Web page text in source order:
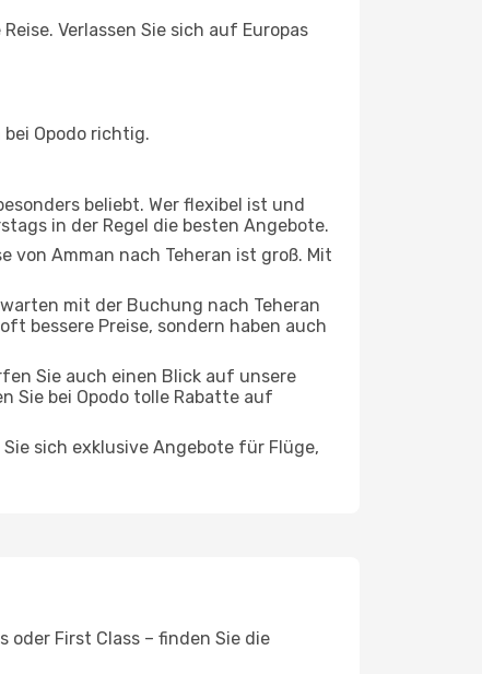
Verlassen Sie sich auf Europas
Opodo richtig.
beliebt. Wer flexibel ist und
in der Regel die besten Angebote.
von Amman nach Teheran ist groß. Mit
mit der Buchung nach Teheran
bessere Preise, sondern haben auch
Sie auch einen Blick auf unsere
Sie bei Opodo tolle Rabatte auf
sich exklusive Angebote für Flüge,
oder First Class – finden Sie die